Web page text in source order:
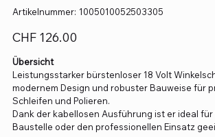
Artikelnummer: Artikelnummer:
1005010052503305
1005010052503305
Preis
CHF 126.00
Übersicht
Leistungsstarker bürstenloser 18 Volt
modernem Design und robuster Bauweise für
Schleifen und Polieren.
Dank der kabellosen Ausführung ist er ideal
Baustelle oder den professionellen Einsatz